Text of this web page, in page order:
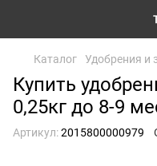
Каталог Удобрения и
Купить
0,25кг до 8-9
Артикул:2015800000979